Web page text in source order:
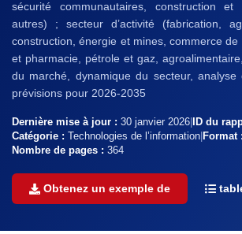
sécurité communautaires, construction et
autres) ; secteur d’activité (fabrication,
construction, énergie et mines, commerce de
et pharmacie, pétrole et gaz,
du marché, dynamique du secteur, analyse
prévisions pour 2026-2035
Dernière mise à jour : 30 janvier 2026 ID du
Catégorie : Technologies de l’information Format :
Nombre de pages : 364
Obtenez un exemple de